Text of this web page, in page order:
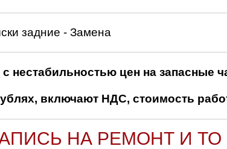
задние - Замена
цен на запасные
включают НДС, стоимость
НА РЕМОНТ И ТО